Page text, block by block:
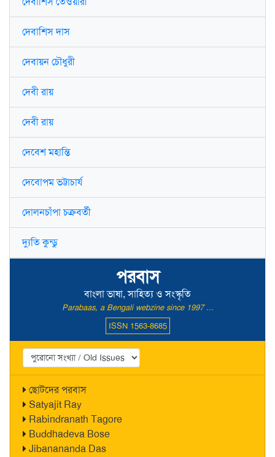
পরবাস
বাংলা ভাষা, সাহিত্য ও সংস্কৃতি
Parabaas, a Bengali webzine since 1997 ...
ISSN 1563-8685
ছোটদের পরবাস
Satyajit Ray
Rabindranath Tagore
Buddhadeva Bose
Jibanananda Das
দেবাশিস দাস
দেবায়ন চৌধুরী
দেবী রায়
দেবী রায়
দেবেশ মহান্তি
দেবোপম ভট্টাচার্য
দোলনচাঁপা চক্রবর্তী
দ্যুতি কুন্ডু